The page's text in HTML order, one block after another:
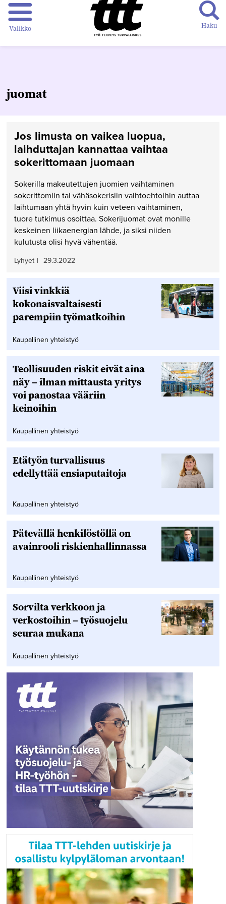
Valikko Haku
juomat
Jos limusta on vaikea luopua,
laihduttajan kannattaa vaihtaa
sokerittomaan juomaan
Sokerilla makeutettujen juomien vaihtaminen
sokerittomiin tai vähäsokerisiin vaihtoehtoihin auttaa
laihtumaan yhtä hyvin kuin veteen vaihtaminen,
tuore tutkimus osoittaa. Sokerijuomat ovat monille
keskeinen liikaenergian lähde, ja siksi niiden
kulutusta olisi hyvä vähentää.
Lyhyet | 29.3.2022
Viisi vinkkiä
kokonaisvaltaisesti
parempiin työmatkoihin
Kaupallinen yhteistyö
Teollisuuden riskit eivät aina
näy – ilman mittausta yritys
voi panostaa vääriin
keinoihin
Kaupallinen yhteistyö
Etätyön turvallisuus
edellyttää ensiaputaitoja
Kaupallinen yhteistyö
Pätevällä henkilöstöllä on
avainrooli riskienhallinnassa
Kaupallinen yhteistyö
Sorvilta verkkoon ja
verkostoihin – työsuojelu
seuraa mukana
Kaupallinen yhteistyö